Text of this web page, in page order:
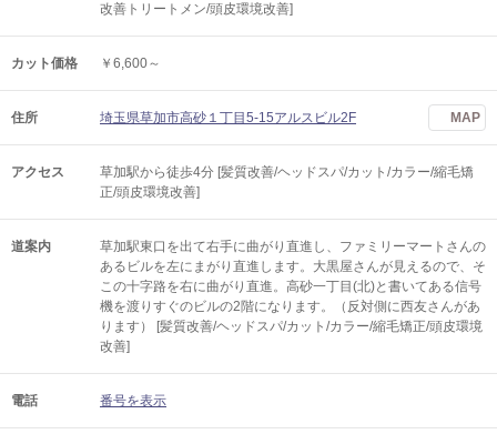
改善トリートメン/頭皮環境改善]
カット価格 ￥6,600～
住所 埼玉県草加市高砂１丁目5-15アルスビル2F MAP
アクセス
草加駅から徒歩4分 [髪質改善/ヘッドスパ/カット/カラー/縮毛矯
正/頭皮環境改善]
道案内
草加駅東口を出て右手に曲がり直進し、ファミリーマートさんの
あるビルを左にまがり直進します。大黒屋さんが見えるので、そ
この十字路を右に曲がり直進。高砂一丁目(北)と書いてある信号
機を渡りすぐのビルの2階になります。（反対側に西友さんがあ
ります） [髪質改善/ヘッドスパ/カット/カラー/縮毛矯正/頭皮環境
改善]
電話 番号を表示